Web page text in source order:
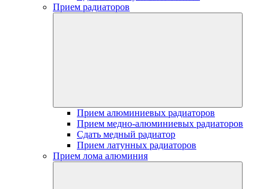
Прием радиаторов
Прием алюминиевых радиаторов
Прием медно-алюминиевых радиаторов
Сдать медный радиатор
Прием латунных радиаторов
Прием лома алюминия